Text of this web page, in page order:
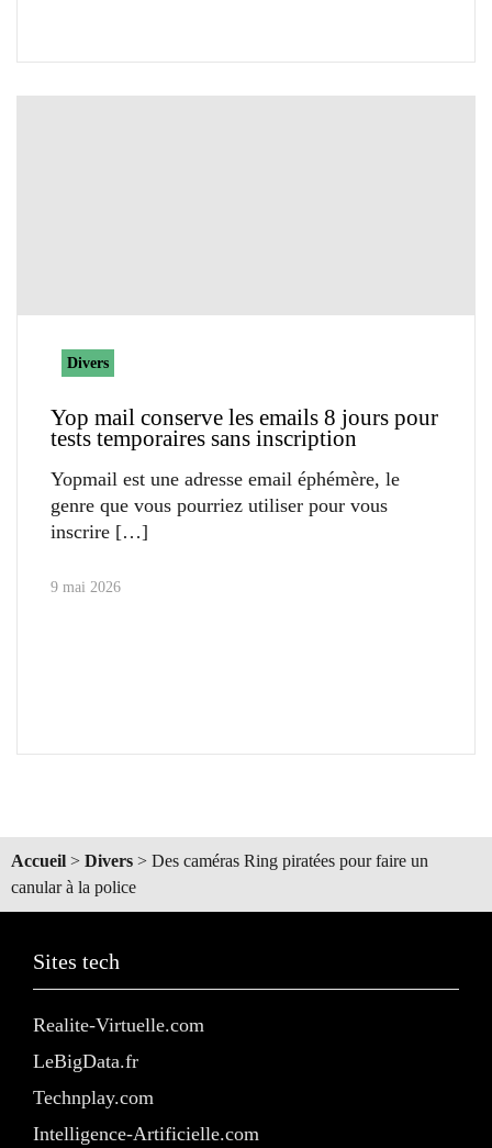
Divers
Yop mail conserve les emails 8 jours pour
tests temporaires sans inscription
Yopmail est une adresse email éphémère, le
genre que vous pourriez utiliser pour vous
inscrire
9 mai 2026
Accueil > Divers > Des caméras Ring piratées pour faire un
canular à la police
Sites tech
Realite-Virtuelle.com
LeBigData.fr
Technplay.com
Intelligence-Artificielle.com